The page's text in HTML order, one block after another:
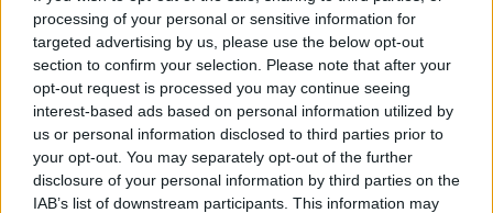
processing of your personal or sensitive information for
targeted advertising by us, please use the below opt-out
section to confirm your selection. Please note that after your
opt-out request is processed you may continue seeing
interest-based ads based on personal information utilized by
us or personal information disclosed to third parties prior to
your opt-out. You may separately opt-out of the further
disclosure of your personal information by third parties on the
IAB’s list of downstream participants. This information may
Non sei ancora iscritta a
MammacheTest?